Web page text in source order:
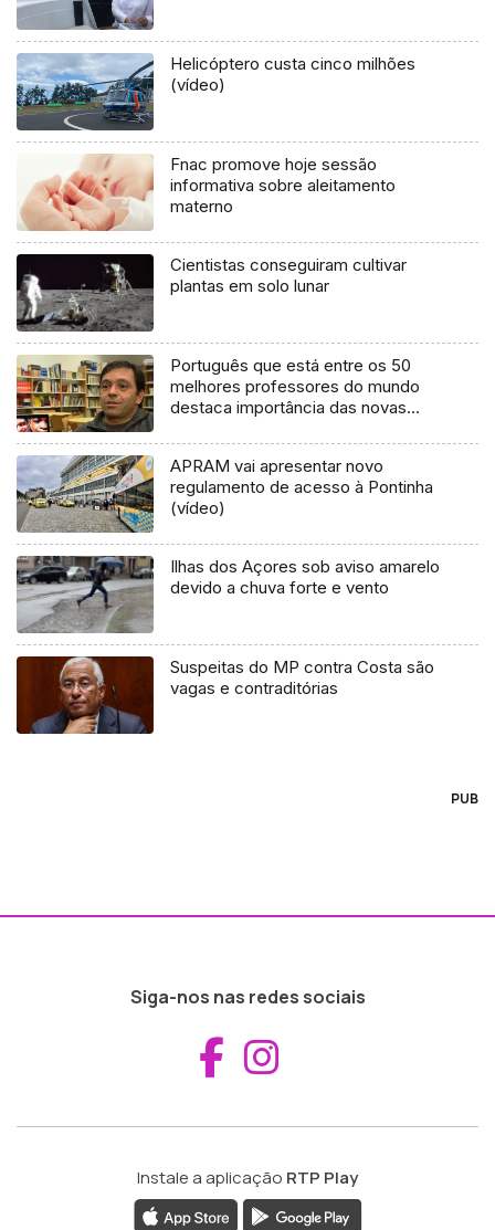
Helicóptero custa cinco milhões
(vídeo)
Fnac promove hoje sessão
informativa sobre aleitamento
materno
Cientistas conseguiram cultivar
plantas em solo lunar
Português que está entre os 50
melhores professores do mundo
destaca importância das novas
APRAM vai apresentar novo
regulamento de acesso à Pontinha
(vídeo)
Ilhas dos Açores sob aviso amarelo
devido a chuva forte e vento
Suspeitas do MP contra Costa são
vagas e contraditórias
PUB
Siga-nos nas redes sociais
Aceder ao
Instale a aplicação RTP Play